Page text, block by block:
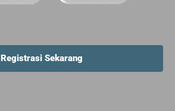
Registrasi Sekarang